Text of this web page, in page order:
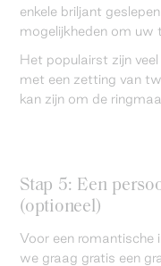
enkele briljant
mogelijkheden om uw
Het populairst zijn
met een zetting van
kan zijn om de
Stap 5: Een
(optioneel)
Voor een romantische
we graag gratis een